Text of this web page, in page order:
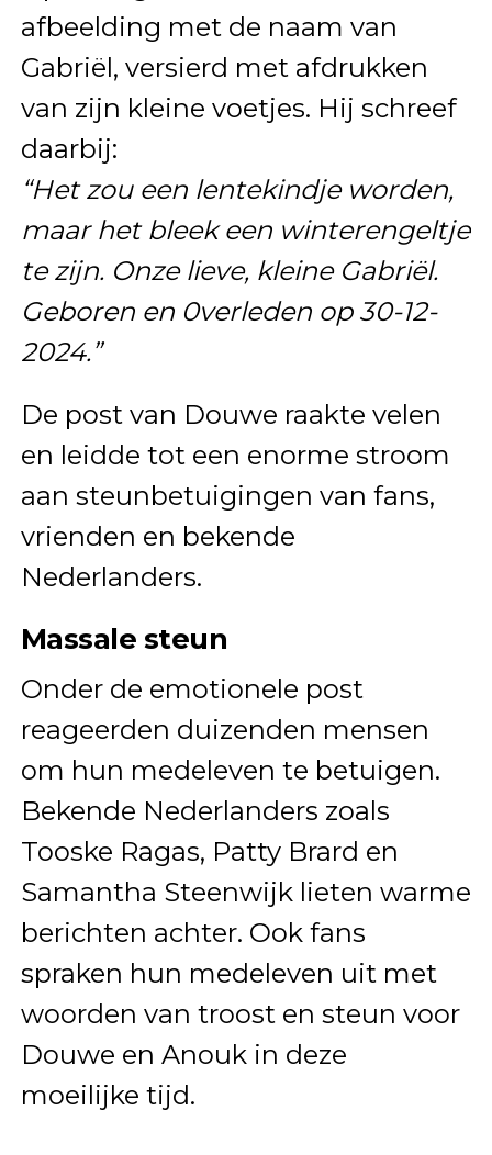
afbeelding met de naam van
Gabriël, versierd met afdrukken
van zijn kleine voetjes. Hij schreef
daarbij:
“Het zou een lentekindje worden,
maar het bleek een winterengeltje
te zijn. Onze lieve, kleine Gabriël.
Geboren en 0verleden op 30-12-
2024.”
De post van Douwe raakte velen
en leidde tot een enorme stroom
aan steunbetuigingen van fans,
vrienden en bekende
Nederlanders.
Massale steun
Onder de emotionele post
reageerden duizenden mensen
om hun medeleven te betuigen.
Bekende Nederlanders zoals
Tooske Ragas, Patty Brard en
Samantha Steenwijk lieten warme
berichten achter. Ook fans
spraken hun medeleven uit met
woorden van troost en steun voor
Douwe en Anouk in deze
moeilijke tijd.